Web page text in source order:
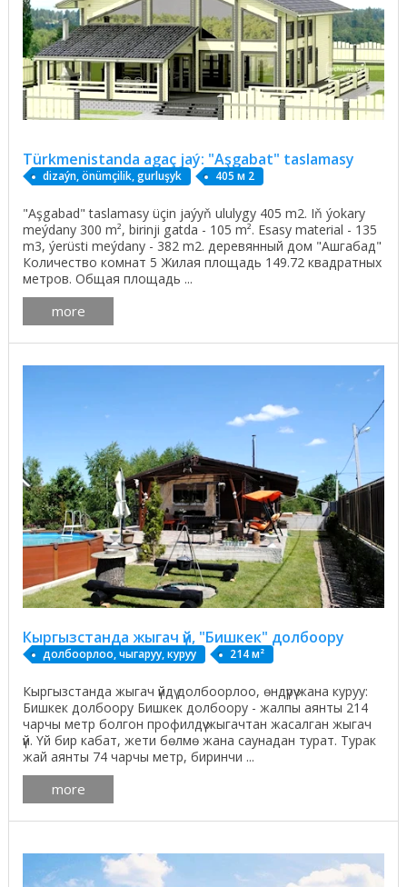
Türkmenistanda agaç jaý: "Aşgabat" taslamasy
dizaýn, önümçilik, gurluşyk 405 м 2
"Aşgabad" taslamasy üçin jaýyň ululygy 405 m2. Iň ýokary
meýdany 300 m², birinji gatda - 105 m². Esasy material - 135
m3, ýerüsti meýdany - 382 m2. деревянный дом "Ашгабад"
Количество комнат 5 Жилая площадь 149.72 квадратных
метров. Общая площадь ...
more
Кыргызстанда жыгач үй, "Бишкек" долбоору
долбоорлоо, чыгаруу, куруу 214 м²
Кыргызстанда жыгач үйдү долбоорлоо, өндүрүү жана куруу:
Бишкек долбоору Бишкек долбоору - жалпы аянты 214
чарчы метр болгон профилдүү жыгачтан жасалган жыгач
үй. Үй бир кабат, жети бөлмө жана саунадан турат. Турак
жай аянты 74 чарчы метр, биринчи ...
more